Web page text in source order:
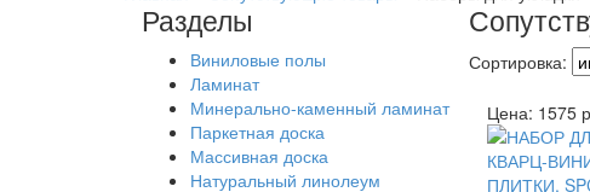
Разделы
Виниловые полы
Ламинат
Минерально-каменный ламинат
Паркетная доска
Массивная доска
Натуральный линолеум
Сортировка:
Цена: 1575